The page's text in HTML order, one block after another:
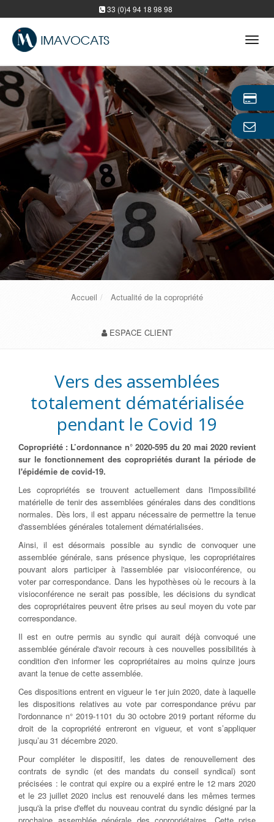
33 (0)4 94 18 98 98
Accueil Actualité de la copropriété
ESPACE CLIENT
Vers des assemblées
totalement dématérialisée
pendant le Covid 19
Copropriété : L’ordonnance n° 2020-595 du 20 mai 2020 revient
sur le fonctionnement des copropriétés durant la période de
l'épidémie de covid-19.
Les copropriétés se trouvent actuellement dans l'impossibilité
matérielle de tenir des assemblées générales dans des conditions
normales. Dès lors, il est apparu nécessaire de permettre la tenue
d'assemblées générales totalement dématérialisées.
Ainsi, il est désormais possible au syndic de convoquer une
assemblée générale, sans présence physique, les copropriétaires
pouvant alors participer à l'assemblée par visioconférence, ou
voter par correspondance. Dans les hypothèses où le recours à la
visioconférence ne serait pas possible, les décisions du syndicat
des copropriétaires peuvent être prises au seul moyen du vote par
correspondance.
Il est en outre permis au syndic qui aurait déjà convoqué une
assemblée générale d'avoir recours à ces nouvelles possibilités à
condition d'en informer les copropriétaires au moins quinze jours
avant la tenue de cette assemblée.
Ces dispositions entrent en vigueur le 1er juin 2020, date à laquelle
les dispositions relatives au vote par correspondance prévu par
l'ordonnance n° 2019-1101 du 30 octobre 2019 portant réforme du
droit de la copropriété entreront en vigueur, et vont s’appliquer
jusqu’au 31 décembre 2020.
Pour compléter le dispositif, les dates de renouvellement des
contrats de syndic (et des mandats du conseil syndical) sont
précisées : le contrat qui expire ou a expiré entre le 12 mars 2020
et le 23 juillet 2020 inclus est renouvelé dans les mêmes termes
jusqu'à la prise d'effet du nouveau contrat du syndic désigné par la